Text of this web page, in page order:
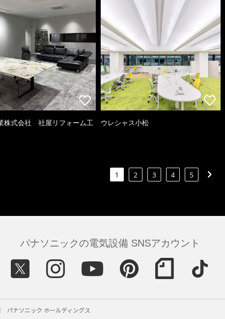
株式会社 社屋リフォーム工 ウレシャス小松
1 2 3 4 5
パナソニックの電気設備 SNSアカウント
パナソニック ホールディングス